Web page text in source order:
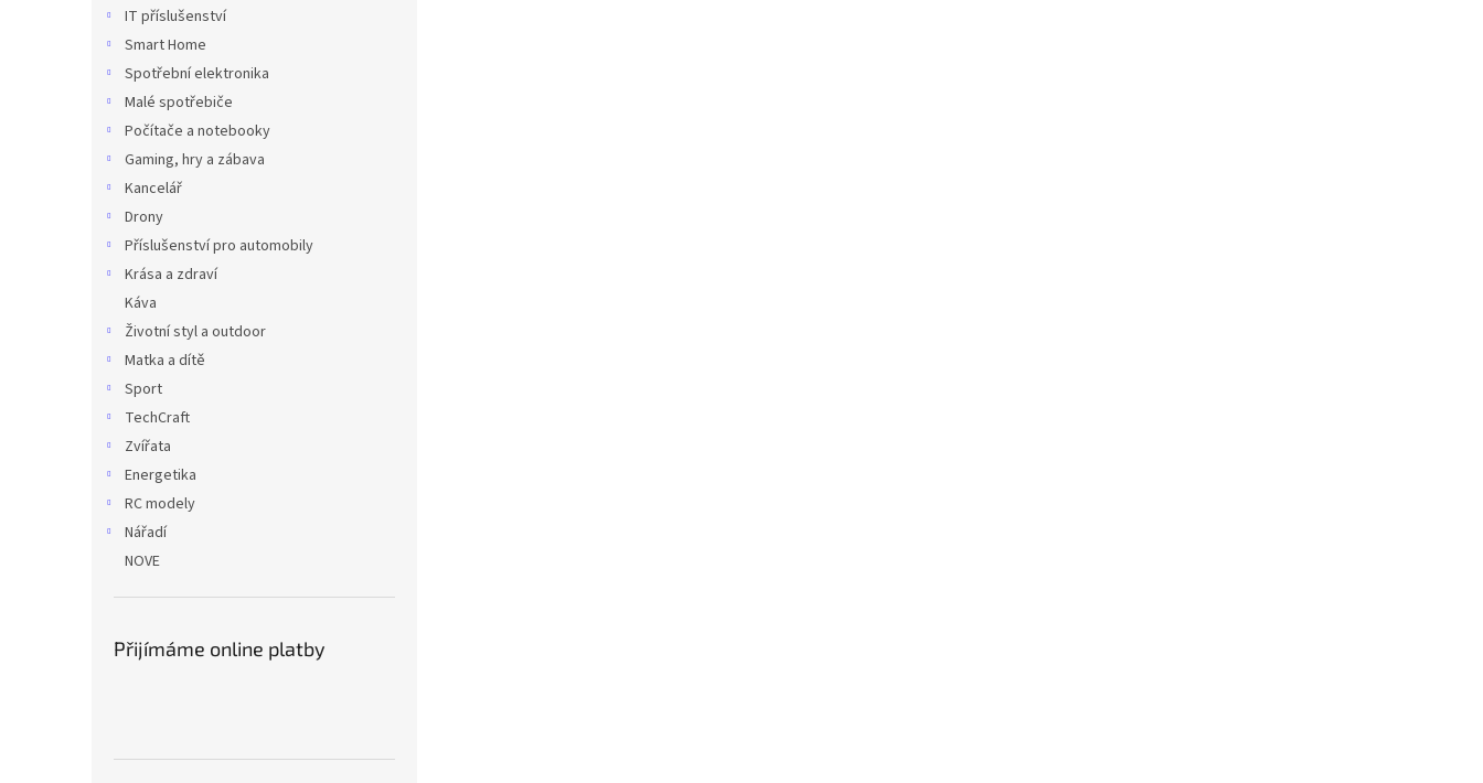
IT příslušenství
Smart Home
Spotřební elektronika
Malé spotřebiče
Počítače a notebooky
Gaming, hry a zábava
Kancelář
Drony
Příslušenství pro automobily
Krása a zdraví
Káva
Životní styl a outdoor
Matka a dítě
Sport
TechCraft
Zvířata
Energetika
RC modely
Nářadí
NOVE
Přijímáme online platby